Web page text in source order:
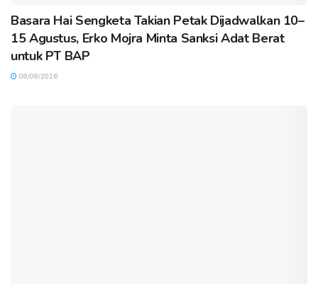
Basara Hai Sengketa Takian Petak Dijadwalkan 10–
15 Agustus, Erko Mojra Minta Sanksi Adat Berat
untuk PT BAP
08/08/2026